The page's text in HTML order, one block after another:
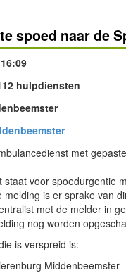
spoed naar de
hulpdiensten
met
voor spoedurgentie
is er sprake van
met de melder in
nog worden
is verspreid is:
Middenbeemster